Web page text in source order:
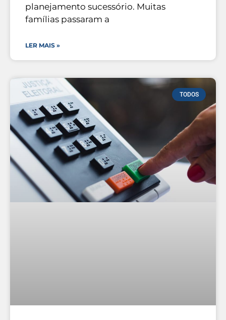
planejamento sucessório. Muitas
famílias passaram a
LER MAIS »
TODOS